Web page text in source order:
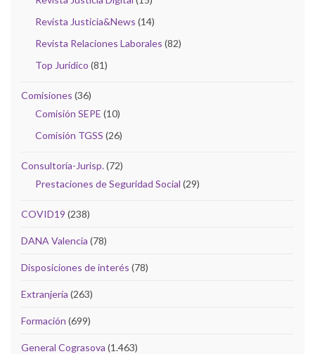
Revista Justicia&News (14)
Revista Relaciones Laborales (82)
Top Jurídico (81)
Comisiones (36)
Comisión SEPE (10)
Comisión TGSS (26)
Consultoría-Jurisp.(72)
Prestaciones de Seguridad Social (29)
COVID19 (238)
DANA Valencia (78)
Disposiciones de interés (78)
Extranjería (263)
Formación (699)
General Cograsova (1.463)